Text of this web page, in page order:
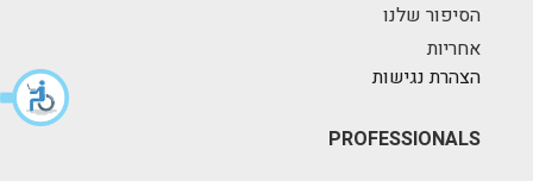
הסיפור שלנו
אחריות
הצהרת נגישות
PROFESSIONALS